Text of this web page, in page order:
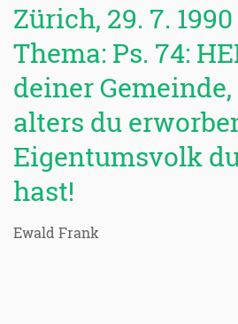
Zürich, 29. 7. 1990
Thema: Ps. 74:
deiner
alters du
Eigentumsvolk
hast!
Ewald Frank